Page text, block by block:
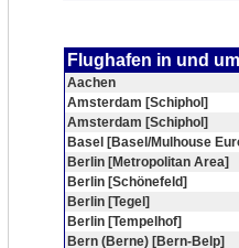
Flughafen in und
Aachen
Amsterdam [Schiphol]
Amsterdam [Schiphol]
Basel [Basel/Mulhouse
Berlin [Metropolitan Area]
Berlin [Schönefeld]
Berlin [Tegel]
Berlin [Tempelhof]
Bern (Berne) [Bern-Belp]